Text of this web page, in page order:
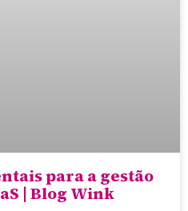
para a gestão
| Blog Wink